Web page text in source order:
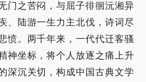
门之苦闷，与屈子徘徊沅湘异
、陆游一生力主北伐，诗词尽
愤。两千年来，一代代迁客骚
神坐标，将个人放逐之痛上升
深沉关切，构成中国古典文学